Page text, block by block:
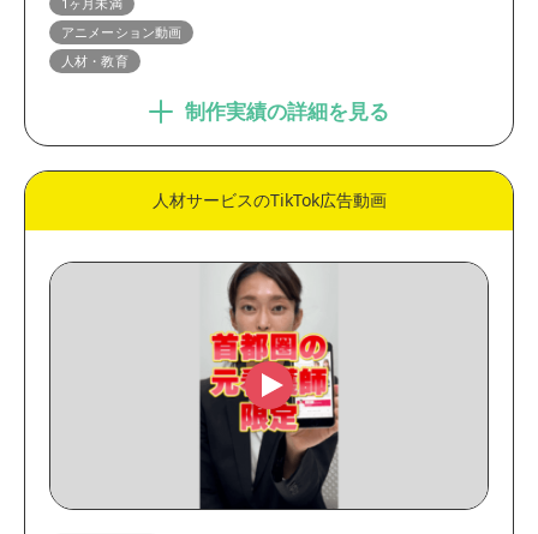
アニメーション動画
人材・教育
制作実績の詳細を見る
人材サービスのTikTok広告動画